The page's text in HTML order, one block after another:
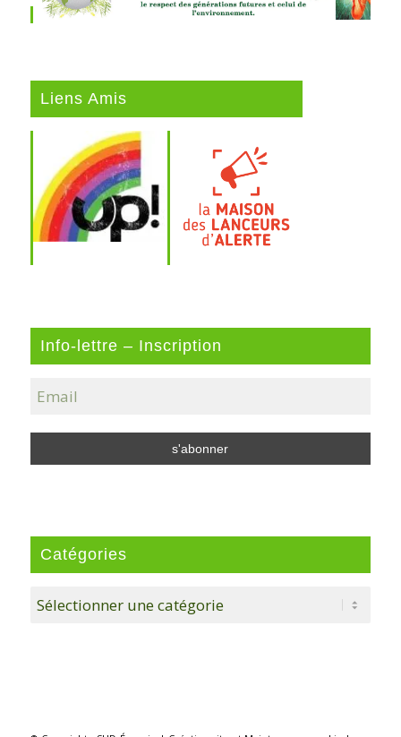
Liens Amis
Info-lettre – Inscription
Catégories
Catégories